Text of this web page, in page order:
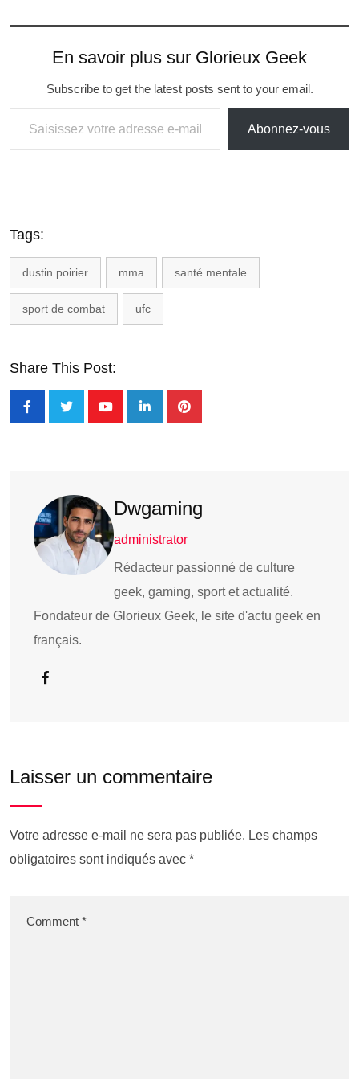
En savoir plus sur Glorieux Geek
Subscribe to get the latest posts sent to your email.
Abonnez-vous
Tags:
dustin poirier mma santé mentale
sport de combat ufc
Share This Post:
Dwgaming
administrator
Rédacteur passionné de culture
geek, gaming, sport et actualité.
Fondateur de Glorieux Geek, le site d'actu geek en
français.
Laisser un commentaire
Votre adresse e-mail ne sera pas publiée. Les champs
obligatoires sont indiqués avec *